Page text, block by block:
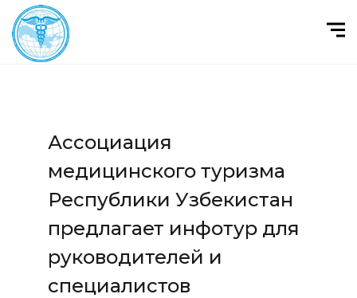
Ассоциация
медицинского туризма
Республики Узбекистан
предлагает инфотур для
руководителей и
специалистов